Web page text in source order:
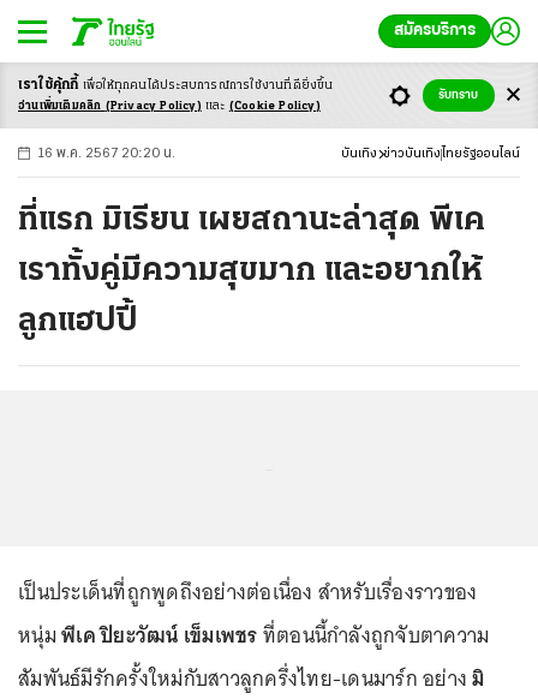
สมัครบริการ
-ก ก ก+
16 พ.ค. 2567 20:20 น. บันเทิง ข่าวบันเทิง ไทยรัฐออนไลน์
ที่แรก มิเรียน เผยสถานะล่าสุด พีเค
เราทั้งคู่มีความสุขมาก และอยากให้
ลูกแฮปปี้
เป็นประเด็นที่ถูกพูดถึงอย่างต่อเนื่อง สำหรับเรื่องราวของ
หนุ่มพีเค ปิยะวัฒน์ เข็มเพชรที่ตอนนี้กำลังถูกจับตาความ
สัมพันธ์มีรักครั้งใหม่กับสาวลูกครึ่งไทย-เดนมาร์ก อย่างมิ
เราใช้คุ้กกี้ เพื่อให้ทุกคนได้ประสบการณ์การใช้งานที่ดียิ่งขึ้น
อ่านเพิ่มเติมคลิก (Privacy Policy) และ (Cookie Policy)
รับทราบ